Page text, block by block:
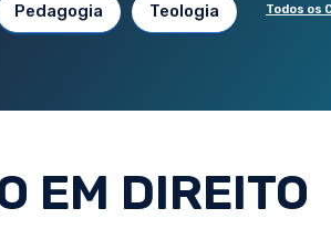
Pedagogia Teologia Todos os
EM DIREITO